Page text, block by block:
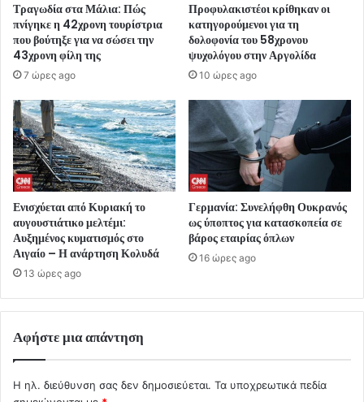
Τραγωδία στα Μάλια: Πώς
πνίγηκε η 42χρονη τουρίστρια
που βούτηξε για να σώσει την
43χρονη φίλη της
7 ώρες ago
Προφυλακιστέοι κρίθηκαν οι
κατηγορούμενοι για τη
δολοφονία του 58χρονου
ψυχολόγου στην Αργολίδα
10 ώρες ago
Ενισχύεται από Κυριακή το
αυγουστιάτικο μελτέμι:
Αυξημένος κυματισμός στο
Αιγαίο – Η ανάρτηση Κολυδά
13 ώρες ago
Γερμανία: Συνελήφθη Ουκρανός
ως ύποπτος για κατασκοπεία σε
βάρος εταιρίας όπλων
16 ώρες ago
Αφήστε μια απάντηση
Η ηλ. διεύθυνση σας δεν δημοσιεύεται. Τα υποχρεωτικά πεδία